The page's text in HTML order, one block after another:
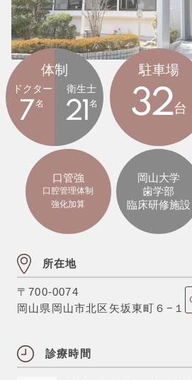
体制
ドクター
7 名
衛生士
21名
駐車場
32台
口管強
口腔管理体制
強化加算
岡山大学
歯学部
臨床研修施設
所在地
〒700-0074
岡山県岡山市北区矢坂東町６−１
診療時間